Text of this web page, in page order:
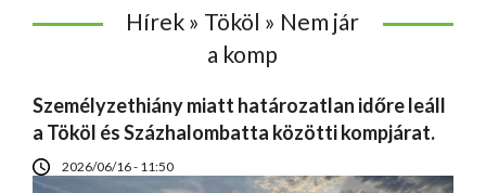
Hírek » Tököl » Nem jár
a komp
Személyzethiány miatt határozatlan időre leáll
a Tököl és Százhalombatta közötti kompjárat.
2026/06/16 - 11:50